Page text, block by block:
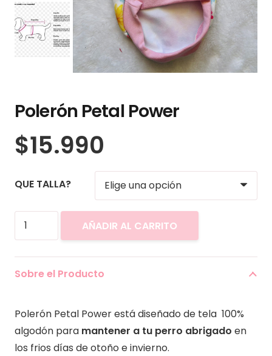
Polerón Petal Power
$15.990
QUE TALLA?
Polerón
Petal
cantidad
AÑADIR AL CARRITO
Sobre el Producto
Polerón Petal Power está diseñado de tela 100%
algodón para mantener a tu perro abrigado en
los frios días de otoño e invierno.